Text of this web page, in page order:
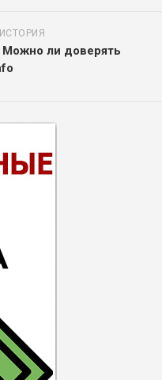
Можно ли доверять